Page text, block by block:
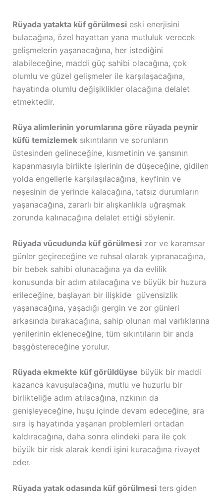
Rüyada yatakta küf görülmesieski enerjisini
bulacağına, özel hayattan yana mutluluk verecek
gelişmelerin yaşanacağına, her istediğini
alabileceğine, maddi güç sahibi olacağına, çok
olumlu ve güzel gelişmeler ile karşılaşacağına,
hayatında olumlu değişiklikler olacağına delalet
etmektedir.
Rüya alimlerinin yorumlarına göre rüyada peynir
küfü temizlemeksıkıntıların ve sorunların
üstesinden gelineceğine, kısmetinin ve şansının
kapanmasıyla birlikte işlerinin de düşeceğine, gidilen
yolda engellerle karşılaşılacağına, keyfinin ve
neşesinin de yerinde kalacağına, tatsız durumların
yaşanacağına, zararlı bir alışkanlıkla uğraşmak
zorunda kalınacağına delalet ettiği söylenir.
Rüyada vücudunda küf görülmesizor ve karamsar
günler geçireceğine ve ruhsal olarak yıpranacağına,
bir bebek sahibi olunacağına ya da evlilik
konusunda bir adım atılacağına ve büyük bir huzura
erileceğine, başlayan bir ilişkide güvensizlik
yaşanacağına, yaşadığı gergin ve zor günleri
arkasında bırakacağına, sahip olunan mal varlıklarına
yenilerinin ekleneceğine, tüm sıkıntıların bir anda
başgöstereceğine yorulur.
Rüyada ekmekte küf görüldüyse büyük bir maddi
kazanca kavuşulacağına, mutlu ve huzurlu bir
birlikteliğe adım atılacağına, rızkının da
genişleyeceğine, huşu içinde devam edeceğine, ara
sıra iş hayatında yaşanan problemleri ortadan
kaldıracağına, daha sonra elindeki para ile çok
büyük bir risk alarak kendi işini kuracağına rivayet
eder.
Rüyada yatak odasında küf görülmesiters giden